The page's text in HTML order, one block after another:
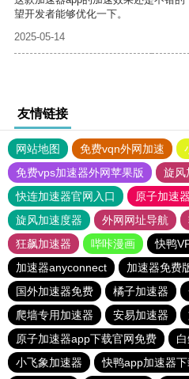
望开发者能够优化一下。
2025-05-14
友情链接
网站地图 免费vqn外网加速
免费vps加速器外网苹果版
旋风
快连加速器官网入口
原子加速器
旋风加速度器
外网网址导航
狂飙加速器
哔咔漫画 快鸭
加速器anyconnect
加速器免费
国外加速器免费
橘子加速器
爬墙专用加速器
安易加速器
原子加速器app下载官网免费
小飞象加速器
快鸭app加速器